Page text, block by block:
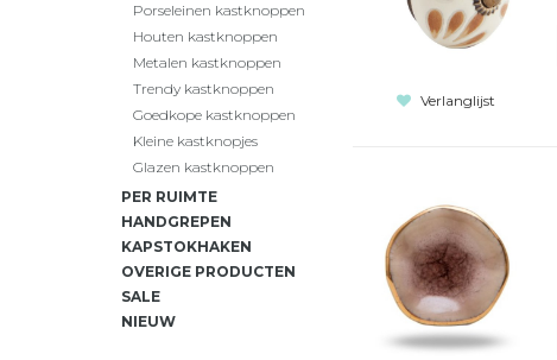
Porseleinen kastknoppen
Houten kastknoppen
Metalen kastknoppen
Trendy kastknoppen
Goedkope kastknoppen
Kleine kastknopjes
Glazen kastknoppen
PER RUIMTE
HANDGREPEN
KAPSTOKHAKEN
OVERIGE PRODUCTEN
SALE
NIEUW
Verlanglijst